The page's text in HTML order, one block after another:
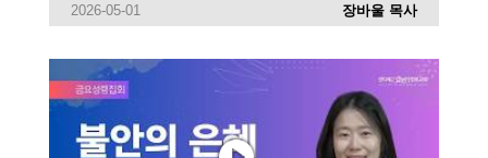
2026-05-01 장바울 목사